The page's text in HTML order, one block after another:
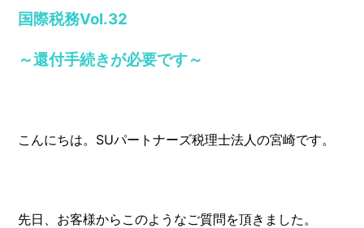
国際税務Vol.32
～還付手続きが必要です～
こんにちは。SUパートナーズ税理士法人の宮崎です。
先日、お客様からこのようなご質問を頂きました。